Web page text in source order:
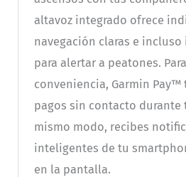
altavoz integrado ofrece
navegación claras e
para alertar a peatones.
conveniencia, Garmin
pagos sin contacto durante
mismo modo, recibes
inteligentes de tu
en la pantalla.